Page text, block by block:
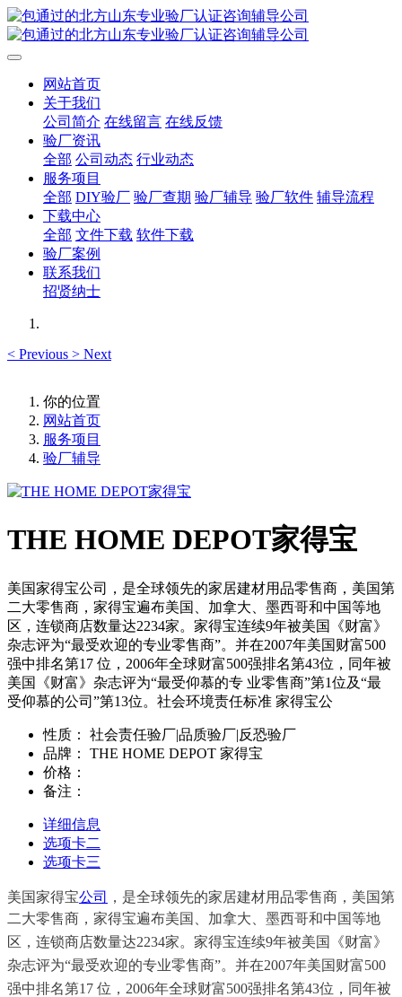
网站首页
关于我们
公司简介 在线留言 在线反馈
验厂资讯
全部 公司动态 行业动态
服务项目
全部 DIY验厂 验厂查期 验厂辅导 验厂软件 辅导流程
下载中心
全部 文件下载 软件下载
验厂案例
联系我们
招贤纳士
< Previous > Next
你的位置
网站首页
服务项目
验厂辅导
THE HOME DEPOT家得宝
美国家得宝公司，是全球领先的家居建材用品零售商，美国第
二大零售商，家得宝遍布美国、加拿大、墨西哥和中国等地
区，连锁商店数量达2234家。家得宝连续9年被美国《财富》
杂志评为“最受欢迎的专业零售商”。并在2007年美国财富500
强中排名第17 位，2006年全球财富500强排名第43位，同年被
美国《财富》杂志评为“最受仰慕的专 业零售商”第1位及“最
受仰慕的公司”第13位。社会环境责任标准 家得宝公
性质：
社会责任验厂|品质验厂|反恐验厂
品牌：
THE HOME DEPOT 家得宝
价格：
备注：
详细信息
选项卡二
选项卡三
美国家得宝公司
，是全球领先的家居建材用品零售商，美国第
二大零售商，家得宝遍布美国、加拿大、墨西哥和中国等地
区，连锁商店数量达2234家。家得宝连续9年被美国《财富》
杂志评为“最受欢迎的专业零售商”。并在2007年美国财富500
强中排名第17 位，2006年全球财富500强排名第43位，同年被